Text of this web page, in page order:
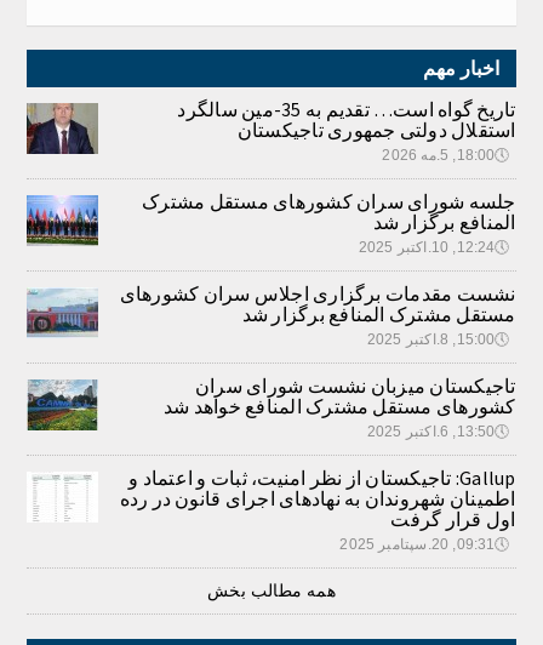
اخبار مهم
تاریخ گواه است… تقدیم به 35-مین سالگرد
استقلال دولتی جمهوری تاجیکستان
🕔18:00, 5.مه 2026
جلسه شورای سران کشورهای مستقل مشترک
المنافع برگزار شد
🕔12:24, 10.اکتبر 2025
نشست مقدمات برگزاری اجلاس سران کشورهای
مستقل مشترک المنافع برگزار شد
🕔15:00, 8.اکتبر 2025
تاجیکستان میزبان نشست شورای سران
کشورهای مستقل مشترک المنافع خواهد شد
🕔13:50, 6.اکتبر 2025
Gallup: تاجیکستان از نظر امنیت، ثبات و اعتماد و
اطمینان شهروندان به نهادهای اجرای قانون در رده
اول قرار گرفت
🕔09:31, 20.سپتامبر 2025
همه مطالب بخش